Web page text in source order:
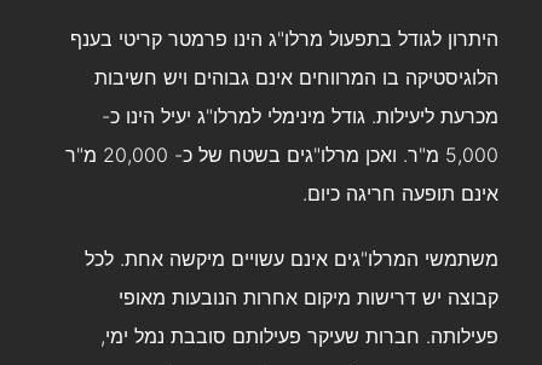
היתרון לגודל בתפעול מרלו"ג הינו פרמטר קריטי בענף
הלוגיסטיקה בו המרווחים אינם גבוהים ויש חשיבות
מכרעת ליעילות. גודל מינימלי למרלו"ג יעיל הינו כ-
5,000 מ"ר. ואכן מרלו"גים בשטח של כ- 20,000 מ"ר
אינם תופעה חריגה כיום.
משתמשי המרלו"גים אינם עשויים מיקשה אחת. לכל
קבוצה יש דרישות מיקום אחרות הנובעות מאופי
פעילותה. חברות שעיקר פעילותם סובבת נמל ימי,